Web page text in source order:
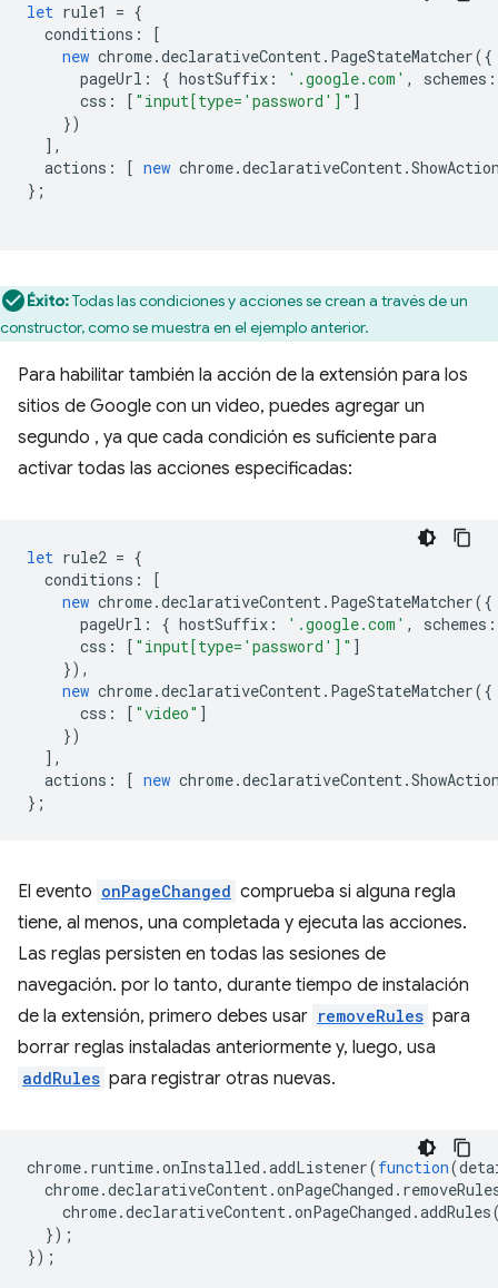
let rule1 = {
conditions :
[
new chrome.declarativeContent. PageStateMatcher({
pageUrl : { hostSuffix : '.google.com' , schemes :
css : [ "input[type='password']" ]
})
],
actions : [ new chrome.declarativeContent.
};
Éxito:Todas las condiciones y acciones se crean a través de un
constructor, como se muestra en el ejemplo anterior.
Para habilitar también la acción de la extensión para los
sitios de Google con un video, puedes agregar un
segundo , ya que cada condición es suficiente para
activar todas las acciones especificadas:
let rule2 = {
conditions :
[
new chrome.declarativeContent. PageStateMatcher({
pageUrl : { hostSuffix : '.google.com' , schemes :
css : [ "input[type='password']" ]
}),
new chrome.declarativeContent. PageStateMatcher({
css : [ "video" ]
})
],
actions : [ new chrome.declarativeContent.
};
El evento onPageChanged comprueba si alguna regla
tiene, al menos, una completada y ejecuta las acciones.
Las reglas persisten en todas las sesiones de
navegación. por lo tanto, durante tiempo de instalación
de la extensión, primero debes usar removeRules para
borrar reglas instaladas anteriormente y, luego, usa
addRules para registrar otras nuevas.
chrome. runtime.onInstalled .addListener(function(
chrome.declarativeContent.onPageChanged .
chrome.declarativeContent.onPageChanged .addRules
});
});